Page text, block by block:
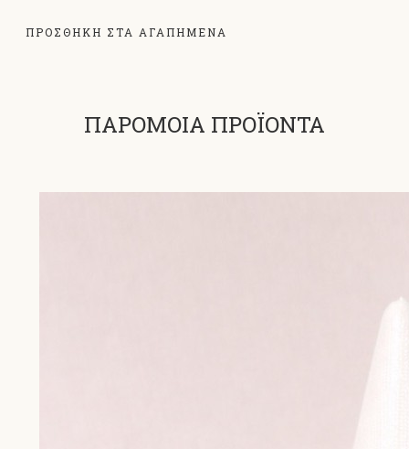
ΠΡΟΣΘΗΚΗ ΣΤΑ ΑΓΑΠΗΜΕΝΑ
ΠΑΡΟΜΟΙΑ ΠΡΟΪΟΝΤΑ